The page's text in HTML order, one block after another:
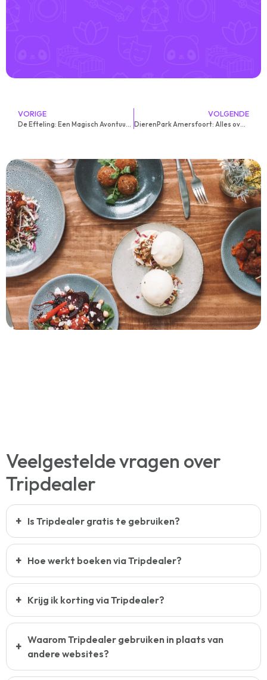
VORIGE
De Efteling: Een Magisch Avontuur voor Jong en Oud
VOLGENDE
DierenPark Amersfoort: Alles over deze Dag vol Avontuur
Veelgestelde vragen over
Tripdealer
Is Tripdealer gratis te gebruiken?
Hoe werkt boeken via Tripdealer?
Krijg ik korting via Tripdealer?
Waarom Tripdealer gebruiken in plaats van
andere websites?